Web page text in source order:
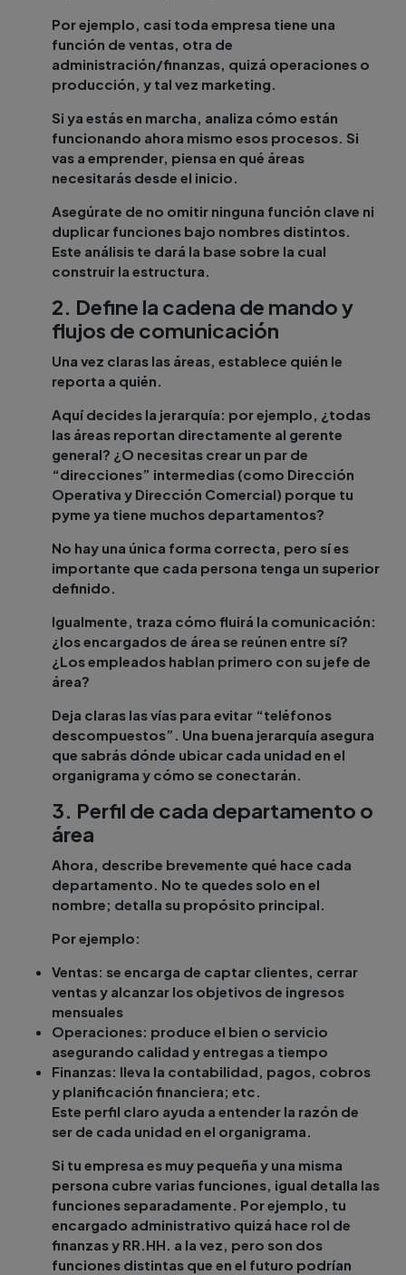
Por ejemplo, casi toda empresa tiene una
función de ventas, otra de
administración/finanzas, quizá operaciones o
producción, y tal vez marketing.
Si ya estás en marcha, analiza cómo están
funcionando ahora mismo esos procesos. Si
vas a emprender, piensa en qué áreas
necesitarás desde el inicio.
Asegúrate de no omitir ninguna función clave ni
duplicar funciones bajo nombres distintos.
Este análisis te dará la base sobre la cual
construir la estructura.
2. Define la cadena de mando y
flujos de comunicación
Una vez claras las áreas, establece quién le
reporta a quién.
Aquí decides la jerarquía: por ejemplo, ¿todas
las áreas reportan directamente al gerente
general? ¿O necesitas crear un par de
“direcciones” intermedias (como Dirección
Operativa y Dirección Comercial) porque tu
pyme ya tiene muchos departamentos?
No hay una única forma correcta, pero sí es
importante que cada persona tenga un superior
definido.
Igualmente, traza cómo fluirá la comunicación:
¿los encargados de área se reúnen entre sí?
¿Los empleados hablan primero con su jefe de
área?
Deja claras las vías para evitar “teléfonos
descompuestos”. Una buena jerarquía asegura
que sabrás dónde ubicar cada unidad en el
organigrama y cómo se conectarán.
3. Perfil de cada departamento o
área
Ahora, describe brevemente qué hace cada
departamento. No te quedes solo en el
nombre; detalla su propósito principal.
Por ejemplo:
Ventas: se encarga de captar clientes, cerrar
ventas y alcanzar los objetivos de ingresos
mensuales
Operaciones: produce el bien o servicio
asegurando calidad y entregas a tiempo
Finanzas: lleva la contabilidad, pagos, cobros
y planificación financiera; etc.
Este perfil claro ayuda a entender la razón de
ser de cada unidad en el organigrama.
Si tu empresa es muy pequeña y una misma
persona cubre varias funciones, igual detalla las
funciones separadamente. Por ejemplo, tu
encargado administrativo quizá hace rol de
finanzas y RR.HH. a la vez, pero son dos
funciones distintas que en el futuro podrían